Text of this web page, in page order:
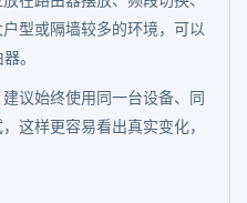
型或隔墙较多的环境，可以
。
议始终使用同一台设备、同
这样更容易看出真实变化，